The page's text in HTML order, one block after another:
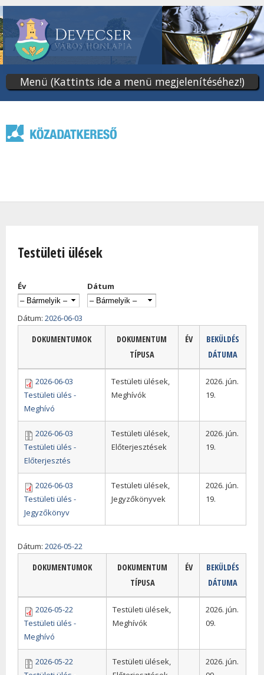
tartalomra
Menü (Kattints ide a menü megjelenítéséhez!)
Testületi ülések
Év Dátum
Dátum: 2026-06-03
DOKUMENTUMOK
DOKUMENTUM
TÍPUSA
ÉV
BEKÜLDÉS
DÁTUMA
2026-06-03
Testületi ülés -
Meghívó
Testületi ülések,
Meghívók
2026. jún.
19.
2026-06-03
Testületi ülés -
Előterjesztés
Testületi ülések,
Előterjesztések
2026. jún.
19.
2026-06-03
Testületi ülés -
Jegyzőkönyv
Testületi ülések,
Jegyzőkönyvek
2026. jún.
19.
Dátum: 2026-05-22
DOKUMENTUMOK
DOKUMENTUM
TÍPUSA
ÉV
BEKÜLDÉS
DÁTUMA
2026-05-22
Testületi ülés -
Meghívó
Testületi ülések,
Meghívók
2026. jún.
09.
2026-05-22
Testületi ülések,
2026. jún.